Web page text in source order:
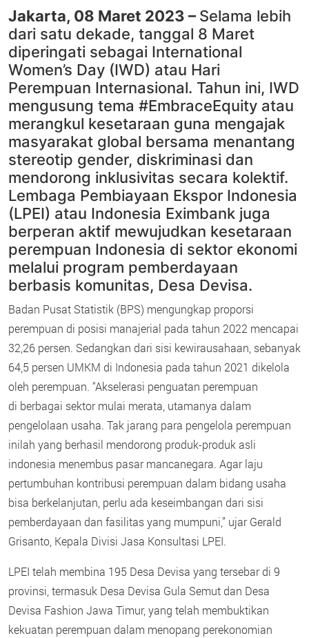
Jakarta, 08 Maret 2023 – Selama lebih
dari satu dekade, tanggal 8 Maret
diperingati sebagai International
Women’s Day (IWD) atau Hari
Perempuan Internasional. Tahun ini, IWD
mengusung tema #EmbraceEquity atau
merangkul kesetaraan guna mengajak
masyarakat global bersama menantang
stereotip gender, diskriminasi dan
mendorong inklusivitas secara kolektif.
Lembaga Pembiayaan Ekspor Indonesia
(LPEI) atau Indonesia Eximbank juga
berperan aktif mewujudkan kesetaraan
perempuan Indonesia di sektor ekonomi
melalui program pemberdayaan
berbasis komunitas, Desa Devisa.
Badan Pusat Statistik (BPS) mengungkap proporsi
perempuan di posisi manajerial pada tahun 2022 mencapai
32,26 persen. Sedangkan dari sisi kewirausahaan, sebanyak
64,5 persen UMKM di Indonesia pada tahun 2021 dikelola
oleh perempuan. “Akselerasi penguatan perempuan
di berbagai sektor mulai merata, utamanya dalam
pengelolaan usaha. Tak jarang para pengelola perempuan
inilah yang berhasil mendorong produk-produk asli
indonesia menembus pasar mancanegara. Agar laju
pertumbuhan kontribusi perempuan dalam bidang usaha
bisa berkelanjutan, perlu ada keseimbangan dari sisi
pemberdayaan dan fasilitas yang mumpuni,” ujar Gerald
Grisanto, Kepala Divisi Jasa Konsultasi LPEI.
LPEI telah membina 195 Desa Devisa yang tersebar di 9
provinsi, termasuk Desa Devisa Gula Semut dan Desa
Devisa Fashion Jawa Timur, yang telah membuktikan
kekuatan perempuan dalam menopang perekonomian